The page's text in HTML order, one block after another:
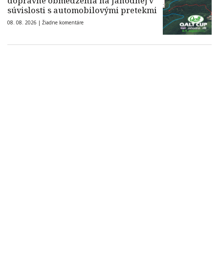
súvislosti s automobilovými pretekmi
08. 08. 2026 | Žiadne komentáre